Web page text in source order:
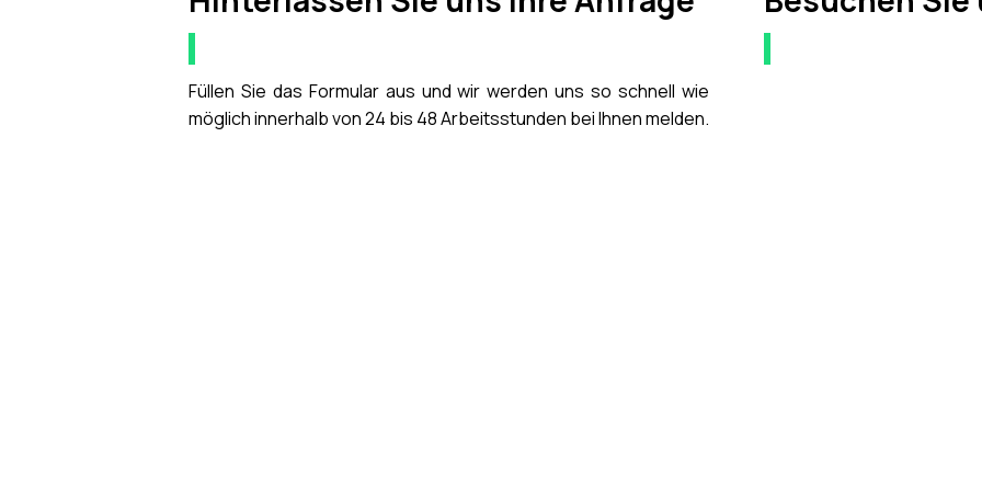
Füllen Sie das Formular aus und wir werden uns so schnell wie
möglich innerhalb von 24 bis 48 Arbeitsstunden bei Ihnen melden.